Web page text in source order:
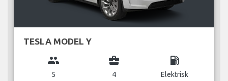
TESLA MODEL Y
group
5
business_center
4
local_gas_station
Elektrisk